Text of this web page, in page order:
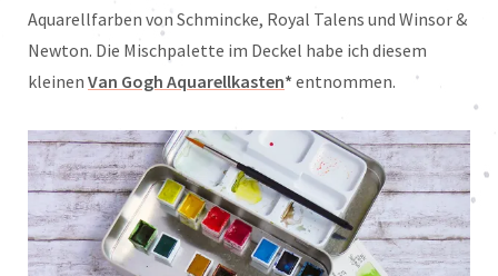
Aquarellfarben von Schmincke, Royal Talens und Winsor &
Newton. Die Mischpalette im Deckel habe ich diesem
kleinen Van Gogh Aquarellkasten* entnommen.